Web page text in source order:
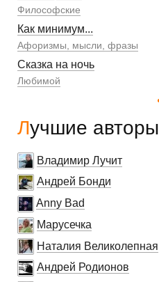
Философские
Как минимум...
Афоризмы, мысли, фразы
Сказка на ночь
Любимой
Лучшие авторы
Владимир Лучит
Андрей Бонди
Anny Bad
Марусечка
Наталия Великолепная
Андрей Родионов